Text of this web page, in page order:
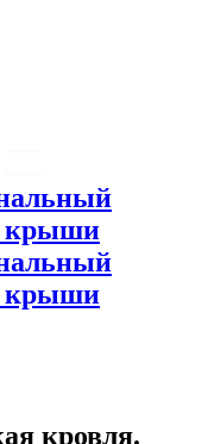
крыши
крыши
кровля.